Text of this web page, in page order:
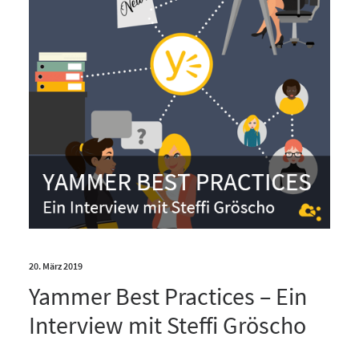
20. März 2019
Yammer Best Practices – Ein
Interview mit Steffi Gröscho